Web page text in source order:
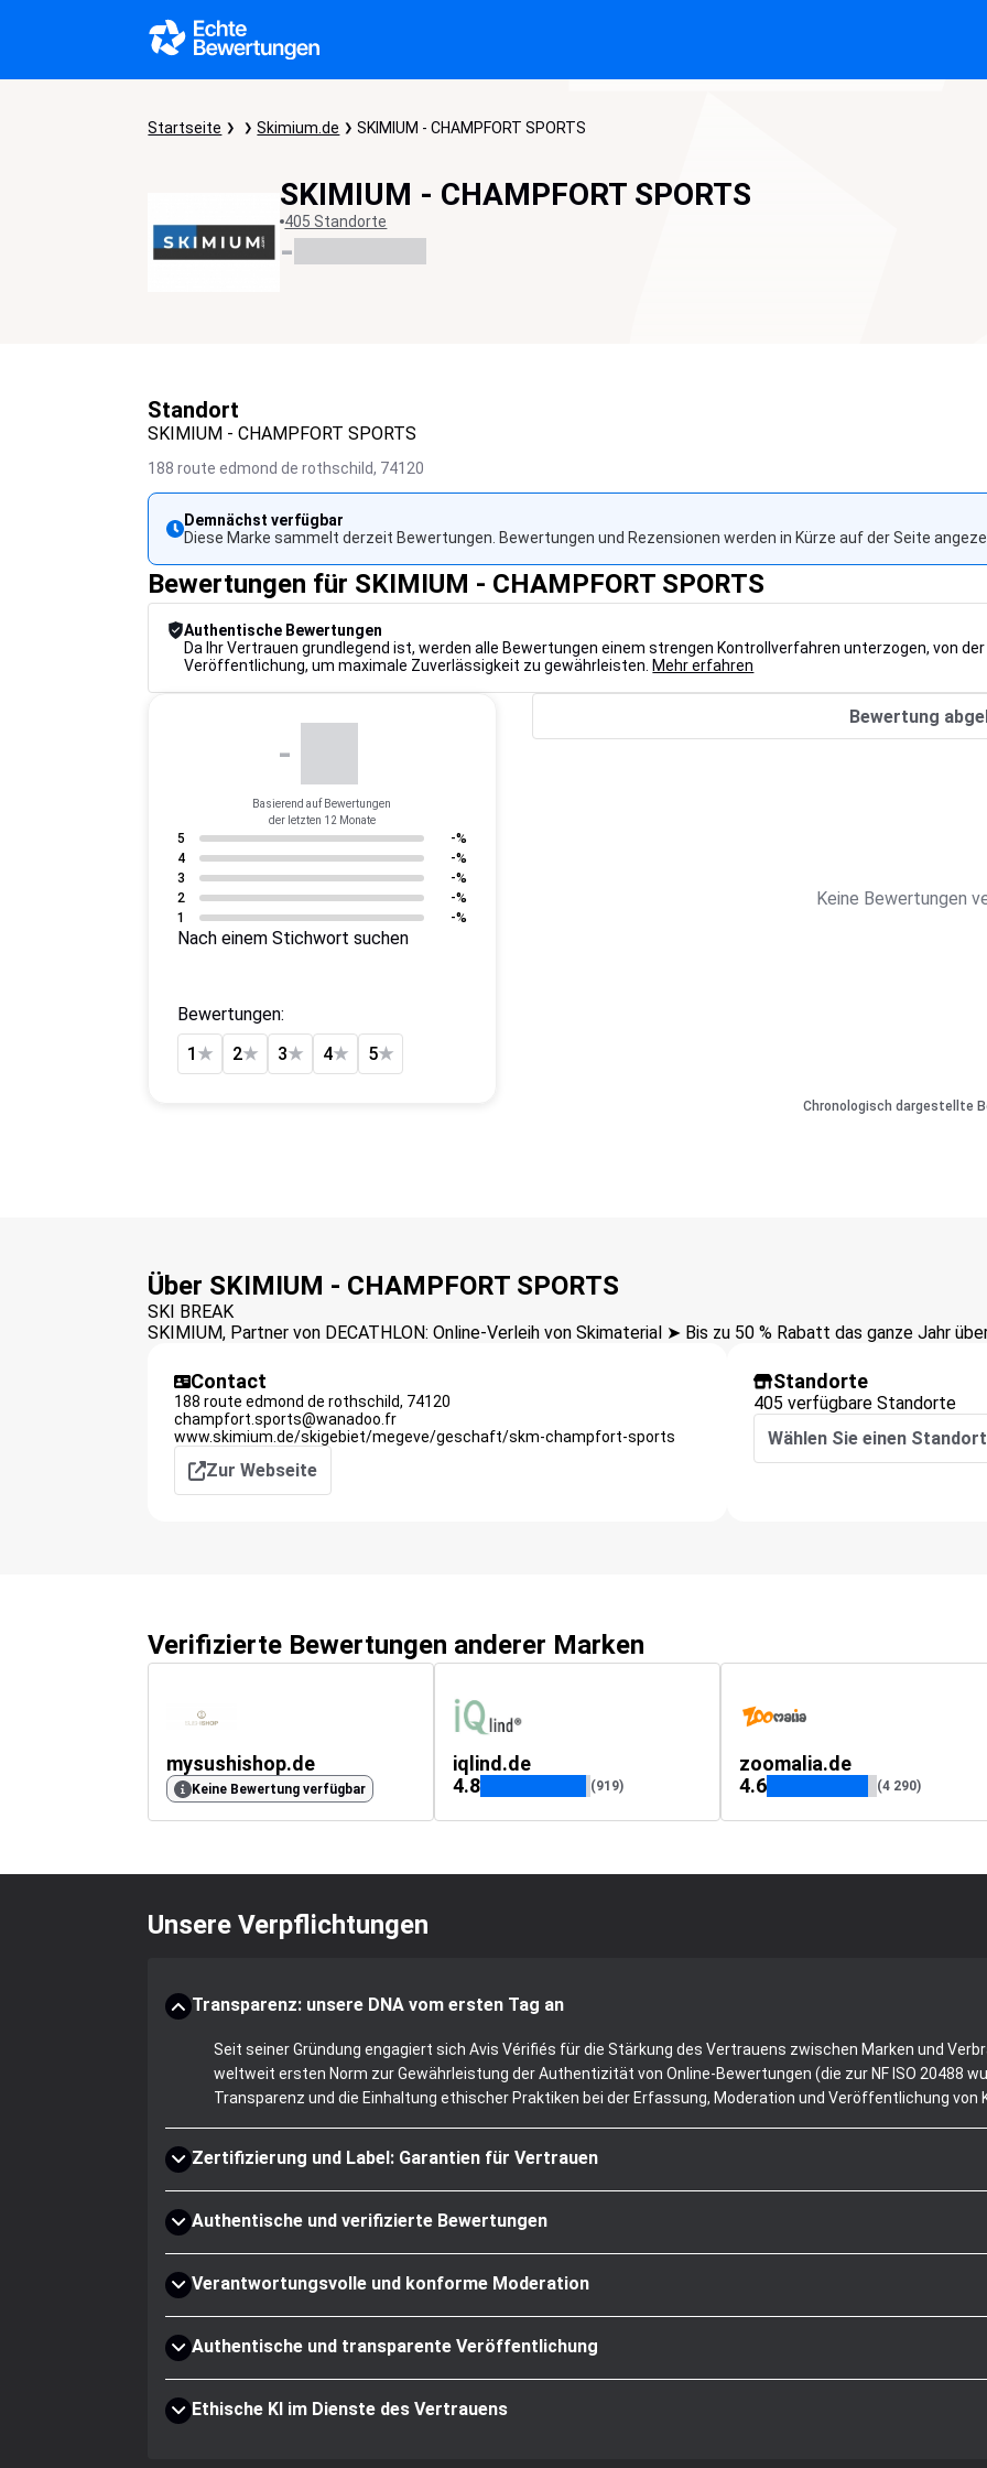
Startseite Skimium.de SKIMIUM - CHAMPFORT SPORTS
SKIMIUM - CHAMPFORT SPORTS
405 Standorte
-
Standort
SKIMIUM - CHAMPFORT SPORTS
188 route edmond de rothschild, 74120
Demnächst verfügbar
Diese Marke sammelt derzeit Bewertungen. Bewertungen und Rezensionen werden in Kürze auf der Seite
Bewertungen für SKIMIUM - CHAMPFORT SPORTS
Authentische Bewertungen
Da Ihr Vertrauen grundlegend ist, werden alle Bewertungen einem strengen Kontrollverfahren unterzogen, von
Veröffentlichung, um maximale Zuverlässigkeit zu gewährleisten. Mehr erfahren
-
Basierend auf Bewertungen
der letzten 12 Monate
5
-%
4
-%
3
-%
2
-%
1
-%
Nach einem Stichwort suchen
Bewertungen:
1 ★ 2★ 3★ 4★ 5★
Bewertung
Keine Bewertungen
Chronologisch dargestellte
Über SKIMIUM - CHAMPFORT SPORTS
SKI BREAK
SKIMIUM, Partner von DECATHLON: Online-Verleih von Skimaterial ➤ Bis zu 50 % Rabatt das ganze Jahr
Contact
188 route edmond de rothschild, 74120
champfort.sports@wanadoo.fr
www.skimium.de/skigebiet/megeve/geschaft/skm-champfort-sports
Zur Webseite
Standorte
405 verfügbare Standorte
Wählen Sie einen Standort
Verifizierte Bewertungen anderer Marken
mysushishop.de
Keine Bewertung verfügbar
iqlind.de
4.8
(919)
zoomalia.de
4.6
(4 290)
Unsere Verpflichtungen
Transparenz: unsere DNA vom ersten Tag an
Seit seiner Gründung engagiert sich Avis Vérifiés für die Stärkung des Vertrauens zwischen Marken und
weltweit ersten Norm zur Gewährleistung der Authentizität von Online-Bewertungen (die zur NF ISO 20488
Transparenz und die Einhaltung ethischer Praktiken bei der Erfassung, Moderation und Veröffentlichung von
Zertifizierung und Label: Garantien für Vertrauen
Authentische und verifizierte Bewertungen
Verantwortungsvolle und konforme Moderation
Authentische und transparente Veröffentlichung
Ethische KI im Dienste des Vertrauens